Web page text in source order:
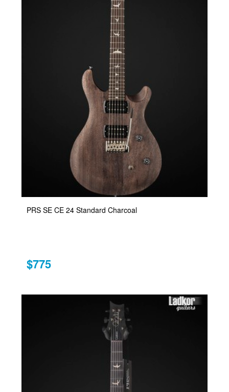
PRS SE CE 24 Standard Charcoal
$775